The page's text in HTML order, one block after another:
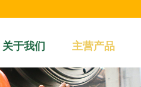
关于我们 主营产品